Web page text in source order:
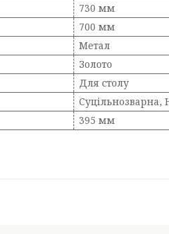
730 мм
700 мм
Метал
Золото
Для столу
Суцільнозварна,
395 мм